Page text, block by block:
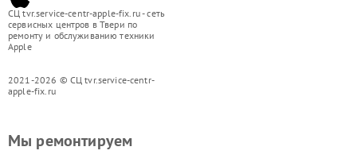
СЦ tvr.service-centr-apple-fix.ru - сеть
сервисных центров в Твери по
ремонту и обслуживанию техники
Apple
2021-2026 © СЦ tvr.service-centr-
apple-fix.ru
Мы ремонтируем